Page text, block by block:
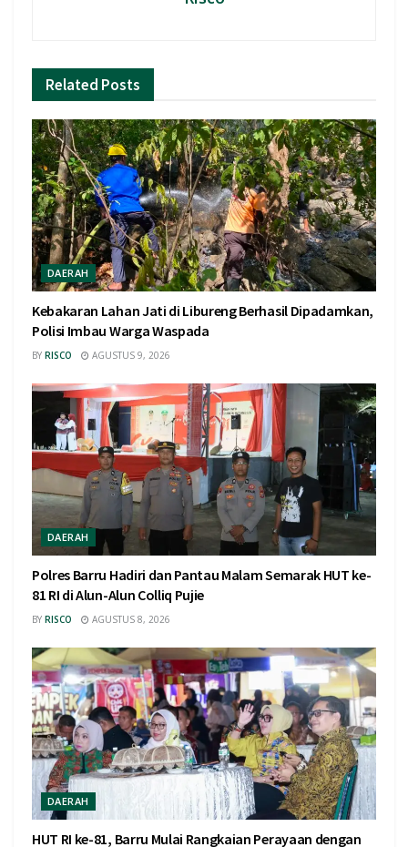
Related Posts
DAERAH
Kebakaran Lahan Jati di Libureng Berhasil Dipadamkan,
Polisi Imbau Warga Waspada
BY RISCO AGUSTUS 9, 2026
DAERAH
Polres Barru Hadiri dan Pantau Malam Semarak HUT ke-
81 RI di Alun-Alun Colliq Pujie
BY RISCO AGUSTUS 8, 2026
DAERAH
HUT RI ke-81, Barru Mulai Rangkaian Perayaan dengan